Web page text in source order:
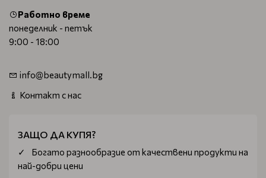
Работно време
понеделник - петък
9:00 - 18:00
info@beautymall.bg
Контакт с нас
ЗАЩО ДА КУПЯ?
Богатo разнообразие от качествени продукти на
най-добри цени